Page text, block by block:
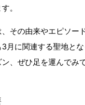
。
、その由来やエピソー
月に関連する聖地とな
、ぜひ足を運んでみ